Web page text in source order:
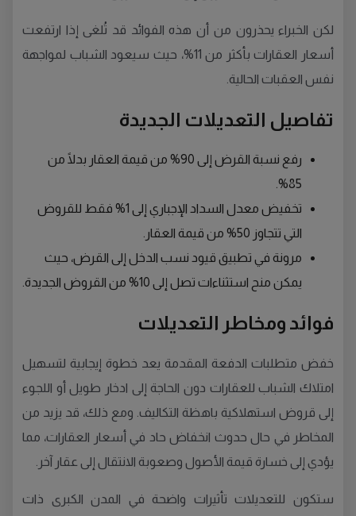
لكن الخبراء يحذرون من أن هذه الفوائد قد تُلغى إذا ارتفعت
أسعار العقارات بأكثر من 11%، حيث سيعود الشباب لمواجهة
نفس العقبات الحالية.
تفاصيل التعديلات الجديدة
رفع نسبة القرض إلى 90% من قيمة العقار بدلًا من
85%.
تخفيض معدل السداد الإجباري إلى 1% فقط للقروض
التي تتجاوز 50% من قيمة العقار.
مرونة في تطبيق قيود نسب الدخل إلى القرض، حيث
يمكن منح استثناءات تصل إلى 10% من القروض الجديدة.
فوائد ومخاطر التعديلات
خفض متطلبات الدفعة المقدمة يعد خطوة إيجابية لتسهيل
امتلاك الشباب للعقارات دون الحاجة إلى ادخار طويل أو اللجوء
إلى قروض استهلاكية باهظة التكاليف. ومع ذلك، قد يزيد من
المخاطر في حال حدوث انخفاض حاد في أسعار العقارات، مما
يؤدي إلى خسارة قيمة الأصول وصعوبة الانتقال إلى عقار آخر.
ستكون للتعديلات تأثيرات واضحة في المدن الكبرى ذات